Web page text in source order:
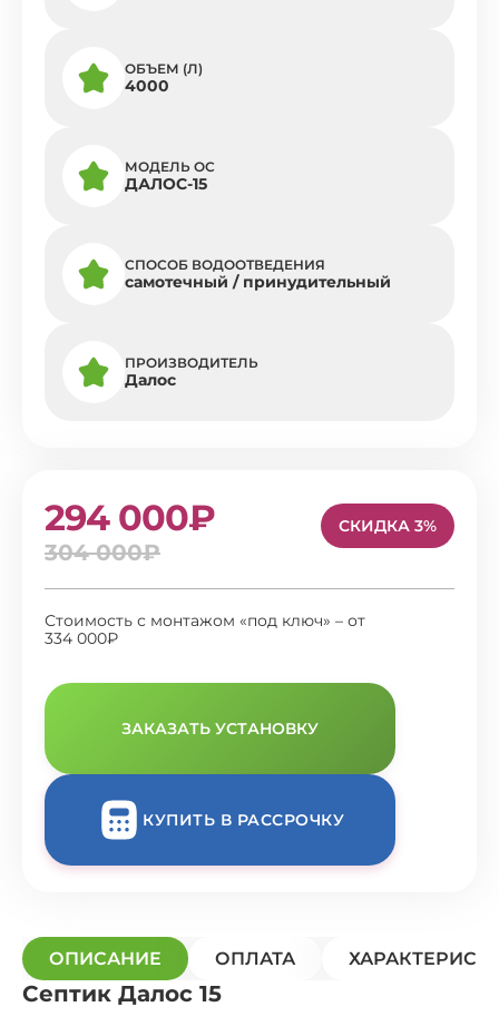
ОБЪЕМ (Л)
4000
МОДЕЛЬ ОС
ДАЛОС-15
СПОСОБ ВОДООТВЕДЕНИЯ
самотечный / принудительный
ПРОИЗВОДИТЕЛЬ
Далос
294 000₽
304 000₽
СКИДКА 3%
Стоимость с монтажом «под ключ» – от
334 000₽
ЗАКАЗАТЬ УСТАНОВКУ
КУПИТЬ В РАССРОЧКУ
ОПИСАНИЕ ОПЛАТА
Септик Далос 15